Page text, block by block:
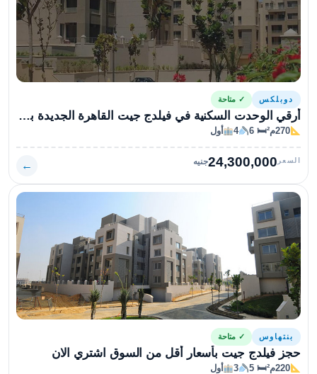
دوبلكس ✓ متاحة
أرقي الوحدت السكنية في فيلدج جيت القاهرة الجديدة بمقدم 20% فقط اشتري الان
270م² 🛏 6
4 أول
السعر 24,300,000جنيه ←
بنتهاوس ✓ متاحة
حجز فيلدج جيت بأسعار أقل من السوق اشتري الان
220م² 🛏 5
3 أول